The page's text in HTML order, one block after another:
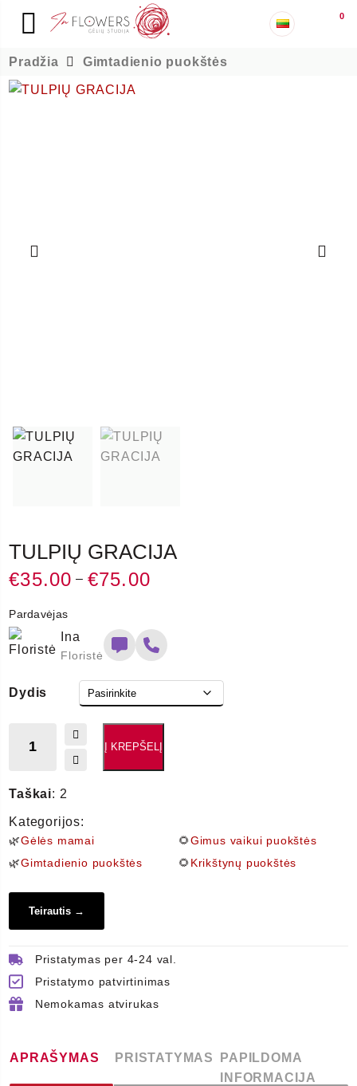
0
Pradžia Gimtadienio puokštės
TULPIŲ GRACIJA
€35.00 – €75.00
through
€75.00
Pardavėjas
Ina
Floristė
Dydis
produkto
TULPIŲ
GRACIJA
Į KREPŠELĮ
Taškai: 2
Kategorijos:
🌿Gėlės mamai
🌿Gimtadienio puokštės
🌻Gimus vaikui puokštės
🌻Krikštynų puokštės
Teirautis →
Pristatymas per 4-24 val.
Pristatymo patvirtinimas
Nemokamas atvirukas
APRAŠYMAS PRISTATYMAS
PAPILDOMA
INFORMACIJA